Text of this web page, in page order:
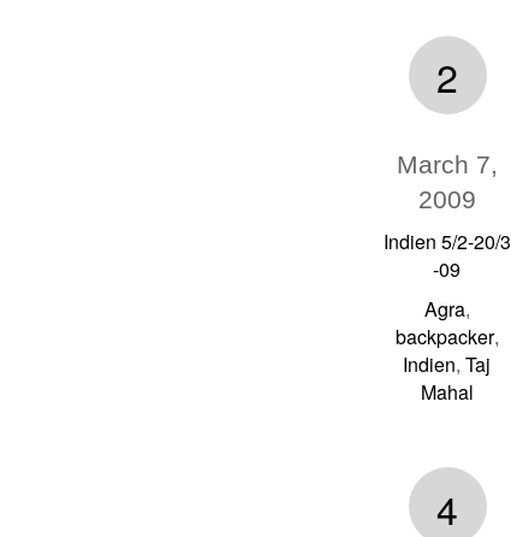
2
March 7,
2009
Indien 5/2-20/3
-09
Agra,
backpacker,
Indien,Taj
Mahal
4